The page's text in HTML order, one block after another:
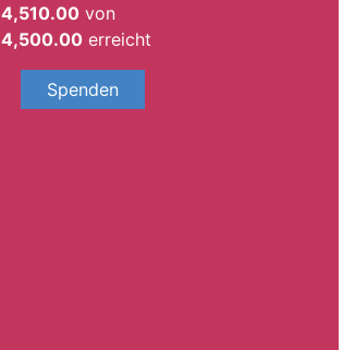
4,510.00von
4,500.00erreicht
Spenden